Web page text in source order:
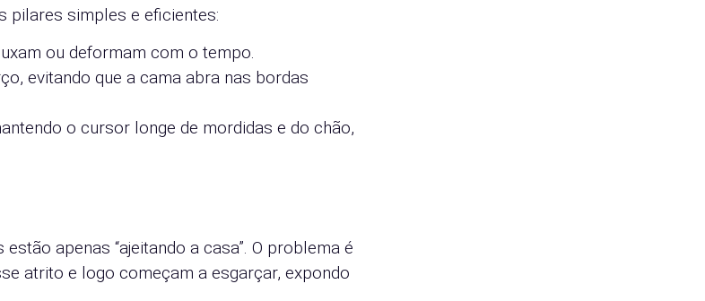
pilares simples e eficientes:
ou deformam com o tempo.
evitando que a cama abra nas bordas
o cursor longe de mordidas e do chão,
apenas “ajeitando a casa”. O problema é
atrito e logo começam a esgarçar, expondo